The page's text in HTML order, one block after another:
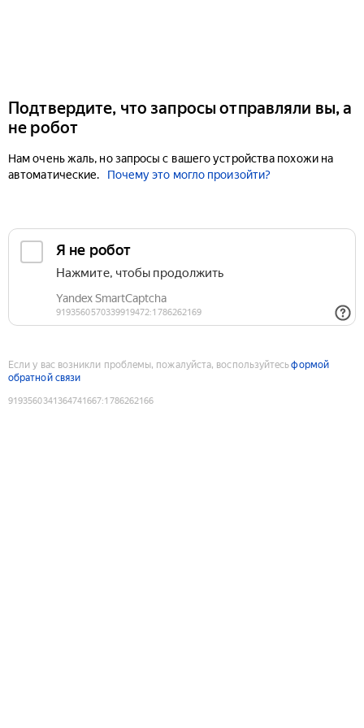
Подтвердите, что запросы отправляли вы, а
не робот
Нам очень жаль, но запросы с вашего устройства похожи на
автоматические.
Почему это могло произойти?
Если у вас возникли проблемы, пожалуйста, воспользуйтесьформой
обратной связи
9193560341364741667:1786262166